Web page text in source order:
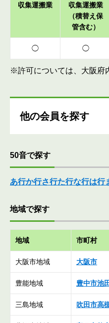
収集運搬業
収集運搬業
（積替え保
管含む）
◯ ◯
※許可については、大阪府
他の会員を探す
50音で探す
あ行か行さ行た行な行は行
地域で探す
地域 市町村
大阪市地域 大阪市
豊能地域 豊中市池
三島地域 吹田市高